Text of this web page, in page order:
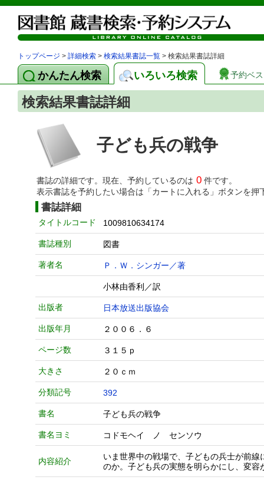
トップページ > 詳細検索 > 検索結果書誌一覧 > 検索結果書誌詳細
かんたん検索 いろいろ検索 予約ベ
検索結果書誌詳細
子ども兵の戦争
書誌の詳細です。現在、予約しているのは 0 件です。
表示書誌を予約したい場合は「カートに入れる」ボタンを押
書誌詳細
タイトルコード 1009810634174
書誌種別 図書
著者名 Ｐ．Ｗ．シンガー／著
小林由香利／訳
出版者 日本放送出版協会
出版年月 ２００６．６
ページ数 ３１５ｐ
大きさ ２０ｃｍ
分類記号 392
書名 子ども兵の戦争
書名ヨミ コドモヘイ ノ センソウ
内容紹介
いま世界中の戦場で、子どもの兵士が前
のか。子ども兵の実態を明らかにし、変